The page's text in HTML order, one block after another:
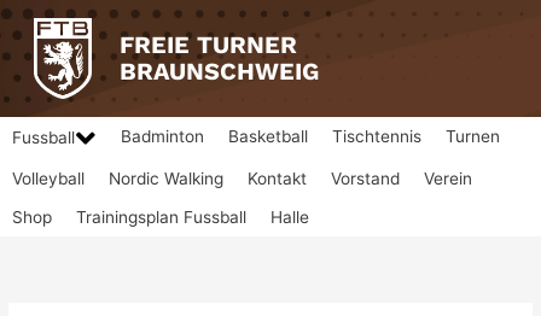
Zum
Inhalt
springen
FREIE TURNER
BRAUNSCHWEIG
Fussball Badminton Basketball Tischtennis Turnen
Volleyball Nordic Walking Kontakt Vorstand
Verein
Shop
Trainingsplan Fussball Halle